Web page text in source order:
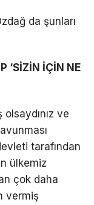
da şunları
‘SİZİN İÇİN NE
ve
tarafından
ülkemiz
çok daha
vermiş